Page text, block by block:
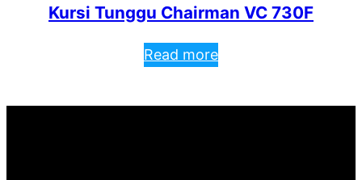
Kursi Tunggu Chairman VC 730F
Read more